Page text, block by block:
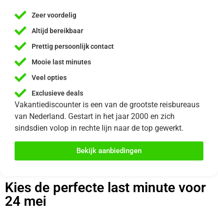
Zeer voordelig
Altijd bereikbaar
Prettig persoonlijk contact
Mooie last minutes
Veel opties
Exclusieve deals
Vakantiediscounter is een van de grootste reisbureaus
van Nederland. Gestart in het jaar 2000 en zich
sindsdien volop in rechte lijn naar de top gewerkt.
Bekijk aanbiedingen
Kies de perfecte last minute voor
24 mei